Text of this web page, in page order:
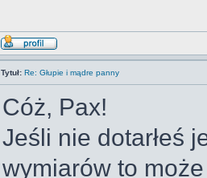
Tytuł: Re: Głupie i mądre panny
Cóż, Pax!
Jeśli nie dotarłeś
wymiarów to